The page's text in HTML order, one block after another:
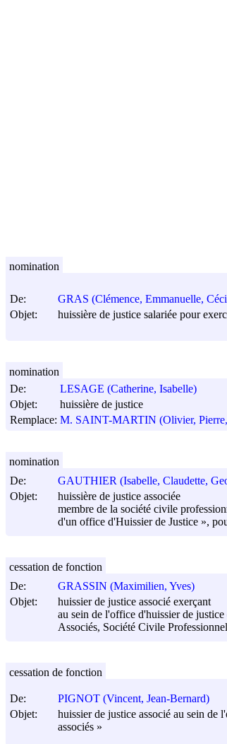
De:
GRAS (Clémence, Emmanuelle,
Objet:
huissière de justice salariée pour
nomination
De:
LESAGE (Catherine, Isabelle)
Objet:
huissière de justice
Remplace: M. SAINT-MARTIN (Olivier, Pierre,
nomination
De:
GAUTHIER (Isabelle, Claudette,
Objet:
huissière de justice associée
membre de la société civile
d'un office d'Huissier de Justice »,
nomination
De:
GRASSIN (Maximilien, Yves)
Objet:
huissier de justice associé exerçant
au sein de l'office d'huissier de
Associés, Société Civile
cessation de fonction
De:
PIGNOT (Vincent, Jean-Bernard)
Objet:
huissier de justice associé au sein
associés »
cessation de fonction